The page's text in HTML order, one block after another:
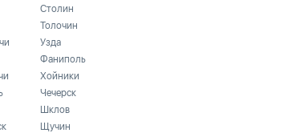
Столин
Толочин
Узда
Фаниполь
Хойники
Чечерск
Шклов
Щучин